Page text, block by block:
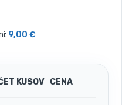
9,00 €
KUSOV CENA